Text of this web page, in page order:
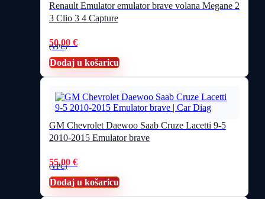
Renault Emulator emulator brave volana Megane 2
3 Clio 3 4 Capture
50,00 €
(VPC)
Dodaj u košaricu
GM Chevrolet Daewoo Saab Cruze Lacetti 9-5
2010-2015 Emulator brave
55,00 €
(VPC)
Dodaj u košaricu